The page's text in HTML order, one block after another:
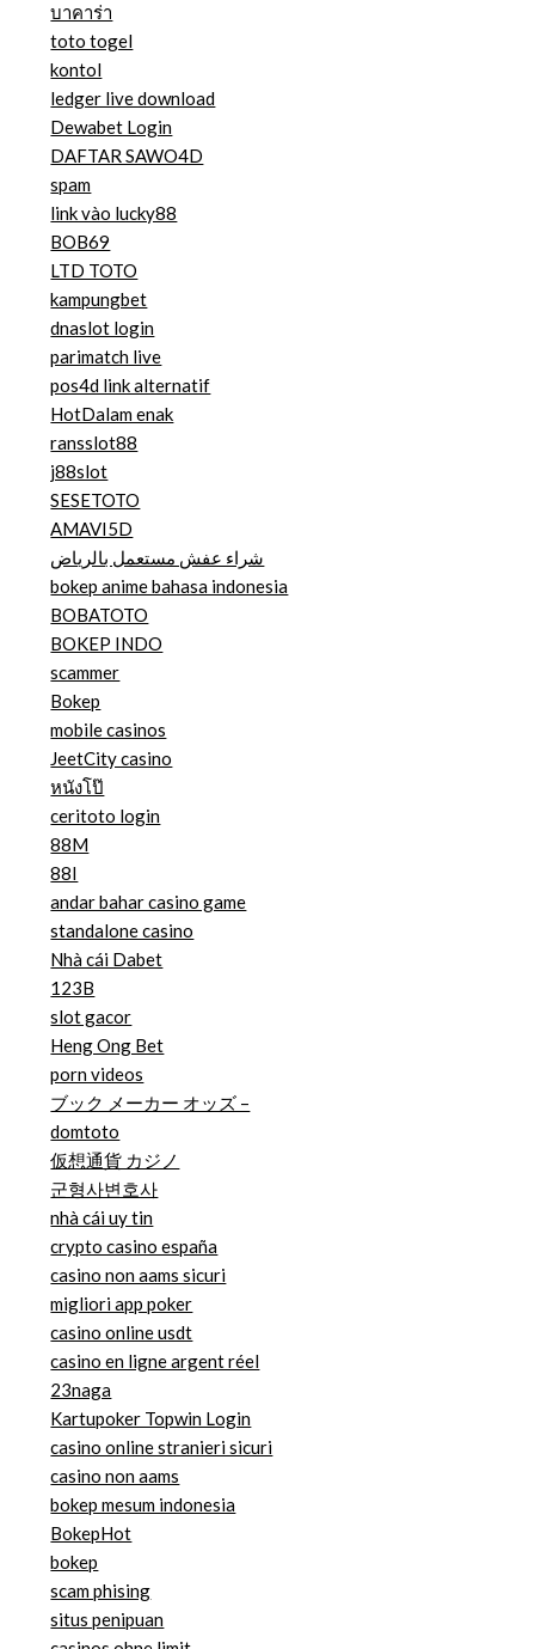
บาคาร่า
toto togel
kontol
ledger live download
Dewabet Login
DAFTAR SAWO4D
spam
link vào lucky88
BOB69
LTD TOTO
kampungbet
dnaslot login
parimatch live
pos4d link alternatif
HotDalam enak
ransslot88
j88slot
SESETOTO
AMAVI5D
شراء عفش مستعمل بالرياض
bokep anime bahasa indonesia
BOBATOTO
BOKEP INDO
scammer
Bokep
mobile casinos
JeetCity casino
หนังโป๊
ceritoto login
88M
88I
andar bahar casino game
standalone casino
Nhà cái Dabet
123B
slot gacor
Heng Ong Bet
porn videos
ブック メーカー オッズ –
domtoto
仮想通貨 カジノ
군형사변호사
nhà cái uy tin
crypto casino españa
casino non aams sicuri
migliori app poker
casino online usdt
casino en ligne argent réel
23naga
Kartupoker Topwin Login
casino online stranieri sicuri
casino non aams
bokep mesum indonesia
BokepHot
bokep
scam phising
situs penipuan